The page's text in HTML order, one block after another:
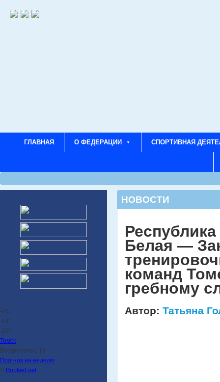
ГЛАВНАЯ О ФЕДЕРАЦИИ СПОРТИВНАЯ
-16
-14°
-18°
Томск
Воскресенье, 12
Прогноз на неделю
© Booked.net
НОВОСТИ
Белая —
команд
гребному
Автор: Татьяна